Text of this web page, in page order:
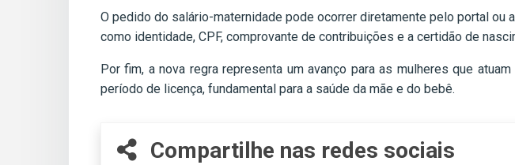
O pedido do salário-maternidade pode ocorrer diretamente pelo portal
como identidade, CPF, comprovante de contribuições e a certidão de
Por fim, a nova regra representa um avanço para as mulheres que
período de licença, fundamental para a saúde da mãe e do bebê.
Compartilhe nas redes sociais